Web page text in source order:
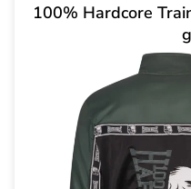
100% Hardcore